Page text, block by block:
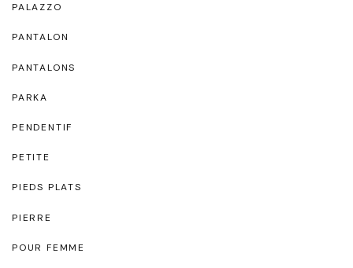
PALAZZO
PANTALON
PANTALONS
PARKA
PENDENTIF
PETITE
PIEDS PLATS
PIERRE
POUR FEMME